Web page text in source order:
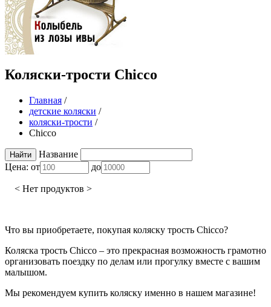
Коляски-трости Chicco
Главная /
детские коляски /
коляски-трости /
Chicco
Название
Цена: от до
< Нет продуктов >
Что вы приобретаете, покупая коляску трость Chicco?
Коляска трость Chicco – это прекрасная возможность грамотно
организовать поездку по делам или прогулку вместе с вашим
малышом.
Мы рекомендуем купить коляску именно в нашем магазине!